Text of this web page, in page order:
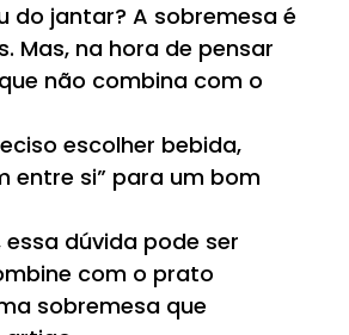
do jantar? A sobremesa é
Mas, na hora de pensar
não combina com o
escolher bebida,
entre si” para um bom
dúvida pode ser
com o prato
sobremesa que